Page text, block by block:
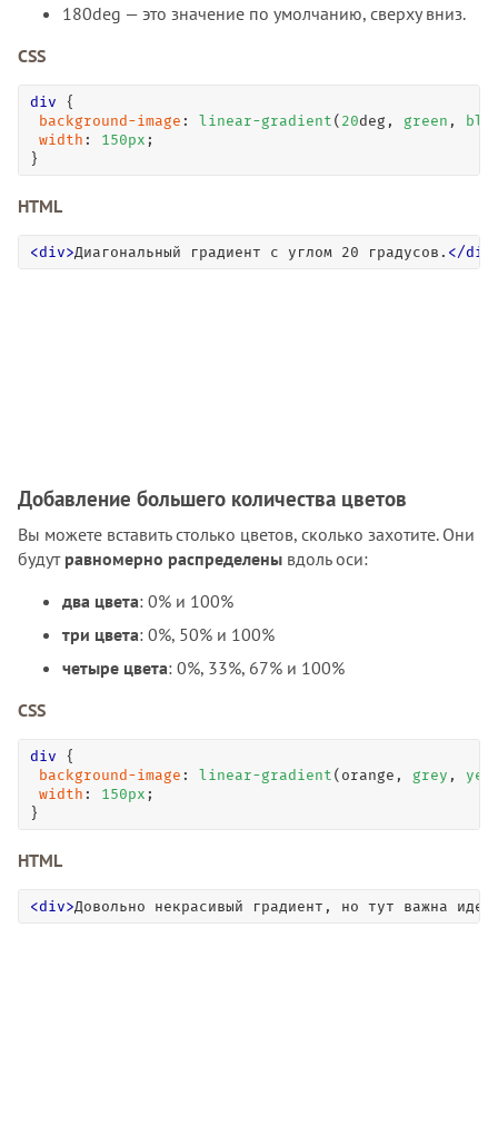
180deg — это значение по умолчанию, сверху вниз.
CSS
div {
background-image : linear-gradient ( 20deg, green ,
width : 150px ;
}
HTML
<div>Диагональный градиент с углом 20 градусов. </div
Добавление большего количества цветов
Вы можете вставить столько цветов, сколько захотите. Они
будут равномерно распределены вдоль оси:
два цвета: 0% и 100%
три цвета: 0%, 50% и 100%
четыре цвета: 0%, 33%, 67% и 100%
CSS
div {
background-image : linear-gradient (orange, grey ,
width : 150px ;
}
HTML
<div>Довольно некрасивый градиент, но тут важна